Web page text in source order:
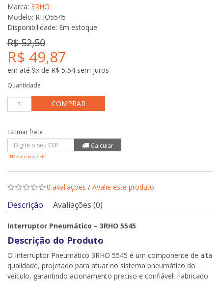
Marca: 3RHO
Modelo: RHO5545
Disponibilidade: Em estoque
R$ 52,50
R$ 49,87
em até 9x de R$ 5,54 sem juros
Quantidade
COMPRAR
Não sei meu CEP
0 avaliações / Avalie este produto
Descrição Avaliações (0)
Interruptor Pneumático – 3RHO 5545
Descrição do Produto
O Interruptor Pneumático 3RHO 5545 é um componente de alta
qualidade, projetado para atuar no sistema pneumático do
veículo, garantindo acionamento preciso e confiável. Fabricado